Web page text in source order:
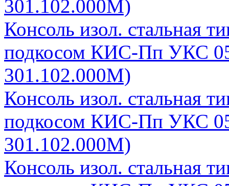
301.102.000М)
Консоль изол. стальная
подкосом КИС-Пп УКС
301.102.000М)
Консоль изол. стальная
подкосом КИС-Пп УКС
301.102.000М)
Консоль изол. стальная